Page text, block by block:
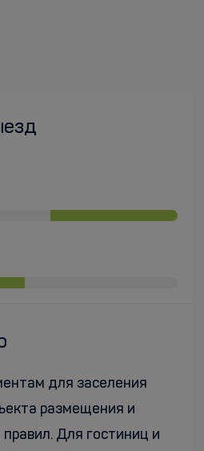
для заселения
размещения и
Для гостиниц и